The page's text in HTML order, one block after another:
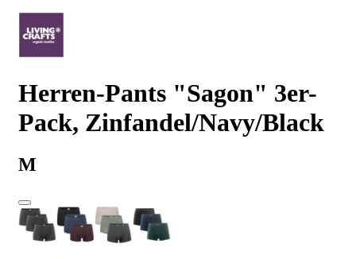
Herren-Pants "Sagon" 3er-
Pack, Zinfandel/Navy/Black
M